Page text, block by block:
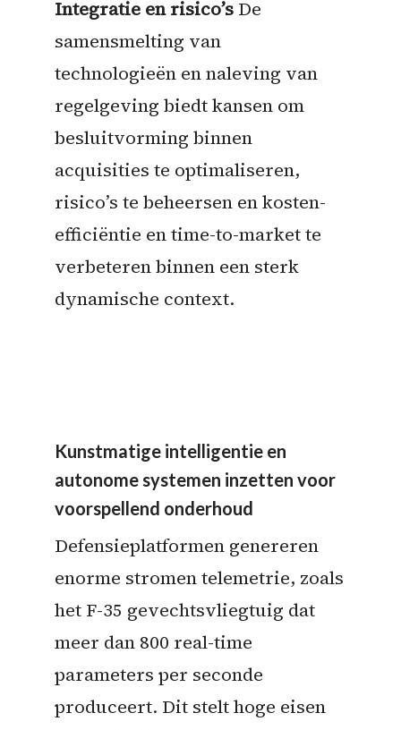
Integratie en risico’sDe
samensmelting van
technologieën en naleving van
regelgeving biedt kansen om
besluitvorming binnen
acquisities te optimaliseren,
risico’s te beheersen en kosten-
efficiëntie en time-to-market te
verbeteren binnen een sterk
dynamische context.
Kunstmatige intelligentie en
autonome systemen inzetten voor
voorspellend onderhoud
Defensieplatformen genereren
enorme stromen telemetrie, zoals
het F-35 gevechtsvliegtuig dat
meer dan 800 real-time
parameters per seconde
produceert. Dit stelt hoge eisen